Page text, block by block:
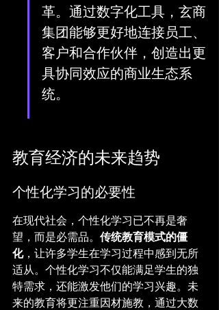
革。通过数字化工具，玄商
集团能够更好地连接员工、
客户和合作伙伴，创造出更
具协同效应的商业生态系
统。
教育经济的未来趋势
个性化学习的必要性
在现代社会，个性化学习已不再是奢
望，而是必需品。 传统教育模式的僵
化，让许多学生在学习过程中感到无所
适从。个性化学习不仅能满足学生的独
特需求，还能激发他们的学习兴趣。未
来的教育将更注重因材施教，通过大数